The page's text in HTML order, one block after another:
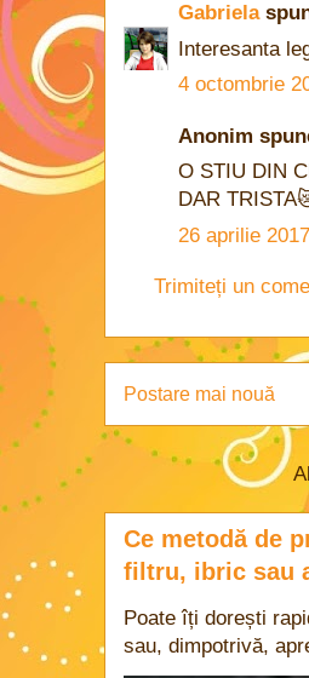
Gabriela
Interesanta
4 octombrie
Anonim
O STIU DIN
DAR
26 aprilie
Trimiteți un
Postare mai nouă
Ce metodă de
filtru, ibric sau
Poate îți dorești
sau, dimpotrivă,